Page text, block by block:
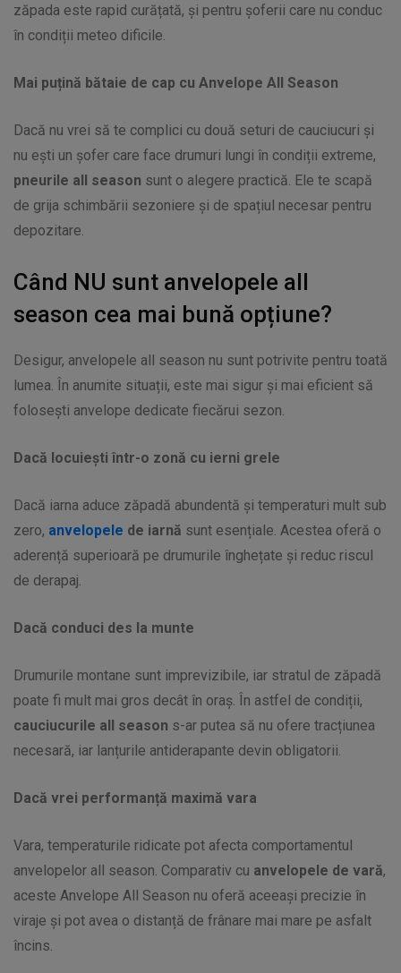
zăpada este rapid curățată, și pentru șoferii care nu conduc
în condiții meteo dificile.
Mai puțină bătaie de cap cu Anvelope All Season
Dacă nu vrei să te complici cu două seturi de cauciucuri și
nu ești un șofer care face drumuri lungi în condiții extreme,
pneurile all season sunt o alegere practică. Ele te scapă
de grija schimbării sezoniere și de spațiul necesar pentru
depozitare.
Când NU sunt anvelopele all
season cea mai bună opțiune?
Desigur, anvelopele all season nu sunt potrivite pentru toată
lumea. În anumite situații, este mai sigur și mai eficient să
folosești anvelope dedicate fiecărui sezon.
Dacă locuiești într-o zonă cu ierni grele
Dacă iarna aduce zăpadă abundentă și temperaturi mult sub
zero, anvelopele de iarnă sunt esențiale. Acestea oferă o
aderență superioară pe drumurile înghețate și reduc riscul
de derapaj.
Dacă conduci des la munte
Drumurile montane sunt imprevizibile, iar stratul de zăpadă
poate fi mult mai gros decât în oraș. În astfel de condiții,
cauciucurile all season s-ar putea să nu ofere tracțiunea
necesară, iar lanțurile antiderapante devin obligatorii.
Dacă vrei performanță maximă vara
Vara, temperaturile ridicate pot afecta comportamentul
anvelopelor all season. Comparativ cu anvelopele de vară,
aceste Anvelope All Season nu oferă aceeași precizie în
viraje și pot avea o distanță de frânare mai mare pe asfalt
încins.